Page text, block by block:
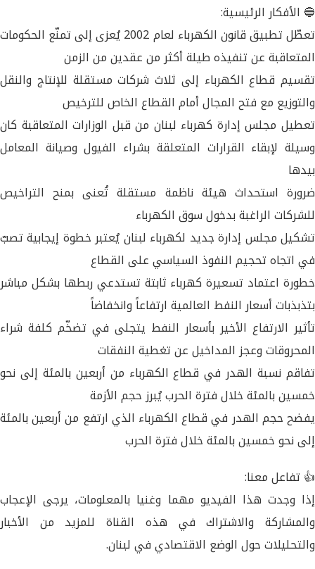
🔵 الأفكار الرئيسية:
تعطّل تطبيق قانون الكهرباء لعام 2002 يُعزى إلى تمنّع الحكومات
المتعاقبة عن تنفيذه طيلة أكثر من عقدين من الزمن
تقسيم قطاع الكهرباء إلى ثلاث شركات مستقلة للإنتاج والنقل
والتوزيع مع فتح المجال أمام القطاع الخاص للترخيص
تعطيل مجلس إدارة كهرباء لبنان من قبل الوزارات المتعاقبة كان
وسيلة لإبقاء القرارات المتعلقة بشراء الفيول وصيانة المعامل
بيدها
ضرورة استحداث هيئة ناظمة مستقلة تُعنى بمنح التراخيص
للشركات الراغبة بدخول سوق الكهرباء
تشكيل مجلس إدارة جديد لكهرباء لبنان يُعتبر خطوة إيجابية تصبّ
في اتجاه تحجيم النفوذ السياسي على القطاع
خطورة اعتماد تسعيرة كهرباء ثابتة تستدعي ربطها بشكل مباشر
بتذبذبات أسعار النفط العالمية ارتفاعاً وانخفاضاً
تأثير الارتفاع الأخير بأسعار النفط يتجلى في تضخّم كلفة شراء
المحروقات وعجز المداخيل عن تغطية النفقات
تفاقم نسبة الهدر في قطاع الكهرباء من أربعين بالمئة إلى نحو
خمسين بالمئة خلال فترة الحرب يُبرز حجم الأزمة
يفضح حجم الهدر في قطاع الكهرباء الذي ارتفع من أربعين بالمئة
إلى نحو خمسين بالمئة خلال فترة الحرب
👍 تفاعل معنا:
إذا وجدت هذا الفيديو مهما وغنيا بالمعلومات، يرجى الإعجاب
والمشاركة والاشتراك في هذه القناة للمزيد من الأخبار
والتحليلات حول الوضع الاقتصادي في لبنان.